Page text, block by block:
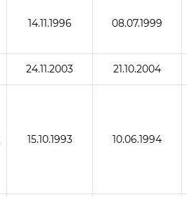
14.11.1996 08.07.1999
24.11.2003 21.10.2004
15.10.1993 10.06.1994